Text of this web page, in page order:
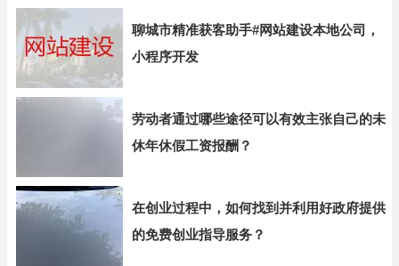
聊城市精准获客助手#网站建设本地公司，
小程序开发
劳动者通过哪些途径可以有效主张自己的未
休年休假工资报酬？
在创业过程中，如何找到并利用好政府提供
的免费创业指导服务？